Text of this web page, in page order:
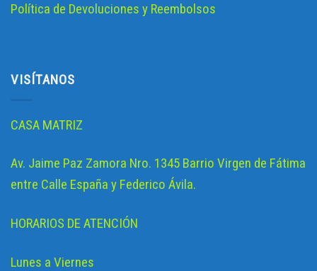
Política de Devoluciones y Reembolsos
VISÍTANOS
CASA MATRIZ
Av. Jaime Paz Zamora Nro. 1345 Barrio Virgen de Fátima
entre Calle España y Federico Ávila.
HORARIOS DE ATENCIÓN
Lunes a Viernes